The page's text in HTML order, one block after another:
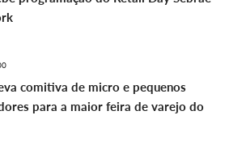
comitiva de micro e pequenos
para a maior feira de varejo do